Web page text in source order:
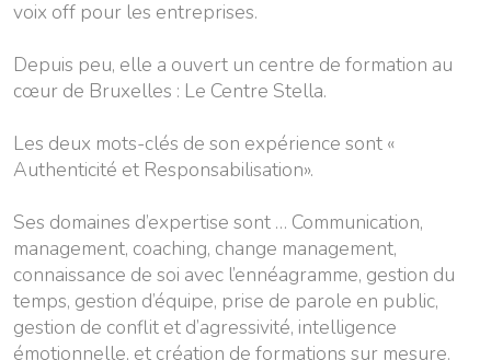
voix off pour les entreprises.
Depuis peu, elle a ouvert un centre de formation au
cœur de Bruxelles : Le Centre Stella.
Les deux mots-clés de son expérience sont «
Authenticité et Responsabilisation».
Ses domaines d’expertise sont … Communication,
management, coaching, change management,
connaissance de soi avec l’ennéagramme, gestion du
temps, gestion d’équipe, prise de parole en public,
gestion de conflit et d’agressivité, intelligence
émotionnelle, et création de formations sur mesure.